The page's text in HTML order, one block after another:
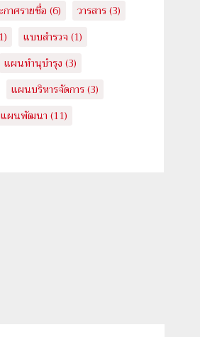
กาศรายชื่อ (6) วารสาร(3)
แบบสำรวจ (1)
แผนทำนุบำรุง (3)
แผนบริหารจัดการ(3)
แผนพัฒนา (11)